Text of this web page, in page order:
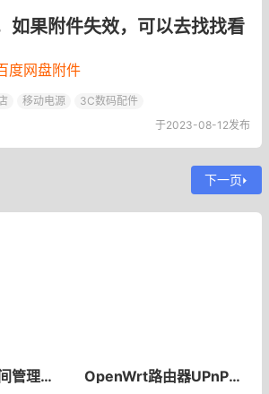
如果附件失效，可以去找找看
度网盘附件
移动电源
3C数码配件
于2023-08-12发布
下一页
​OpenWrt上网时间管理 luci-app-accesscontrol-plus管理孩子上网时间 OpenWrt路由器UPnP配置教程OpenWrt路由器UPnP开启设置规则